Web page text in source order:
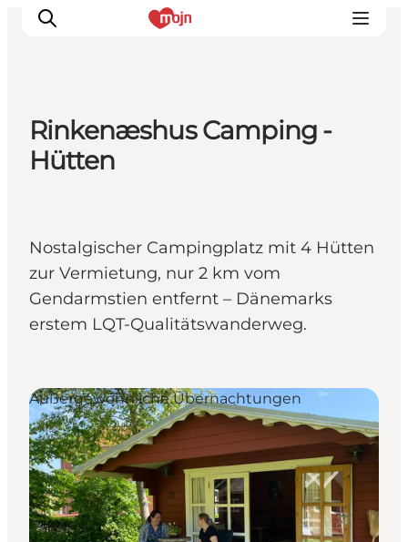
Erlebnisse
Plane deine Reise
Booking
Rinkenæshus Camping -
Hütten
Nostalgischer Campingplatz mit 4 Hütten
zur Vermietung, nur 2 km vom
Gendarmstien entfernt – Dänemarks
erstem LQT-Qualitätswanderweg.
Außergewöhnliche Übernachtungen